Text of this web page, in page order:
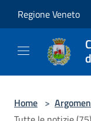
Regione Veneto
Home >